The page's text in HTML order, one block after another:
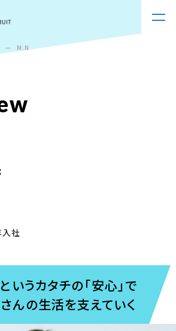
M.N
社
いうカタチの「安⼼」で
んの⽣活を⽀えていく